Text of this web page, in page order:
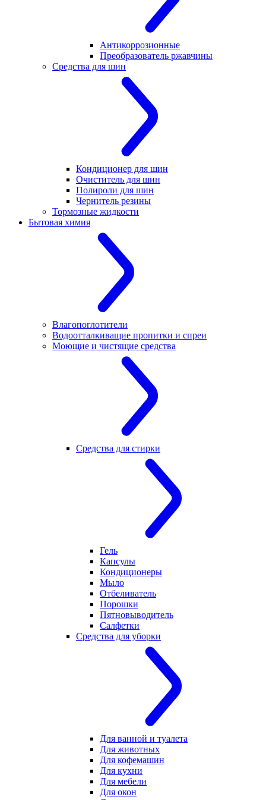
Антикоррозионные
Преобразователь ржавчины
Средства для шин
Кондиционер для шин
Очиститель для шин
Полироли для шин
Чернитель резины
Тормозные жидкости
Бытовая химия
Влагопоглотители
Водоотталкиващие пропитки и спреи
Моющие и чистящие средства
Средства для стирки
Гель
Капсулы
Кондиционеры
Мыло
Отбеливатель
Порошки
Пятновыводитель
Салфетки
Средства для уборки
Для ванной и туалета
Для животных
Для кофемашин
Для кухни
Для мебели
Для окон